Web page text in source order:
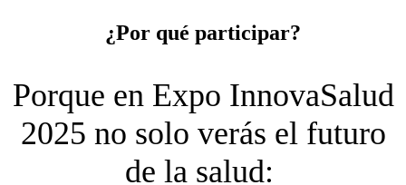
¿Por qué participar?
Porque en Expo InnovaSalud
2025 no solo verás el futuro
de la salud: